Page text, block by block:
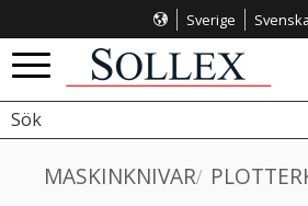
Meny
Sverige Svenska
MASKINKNIVAR